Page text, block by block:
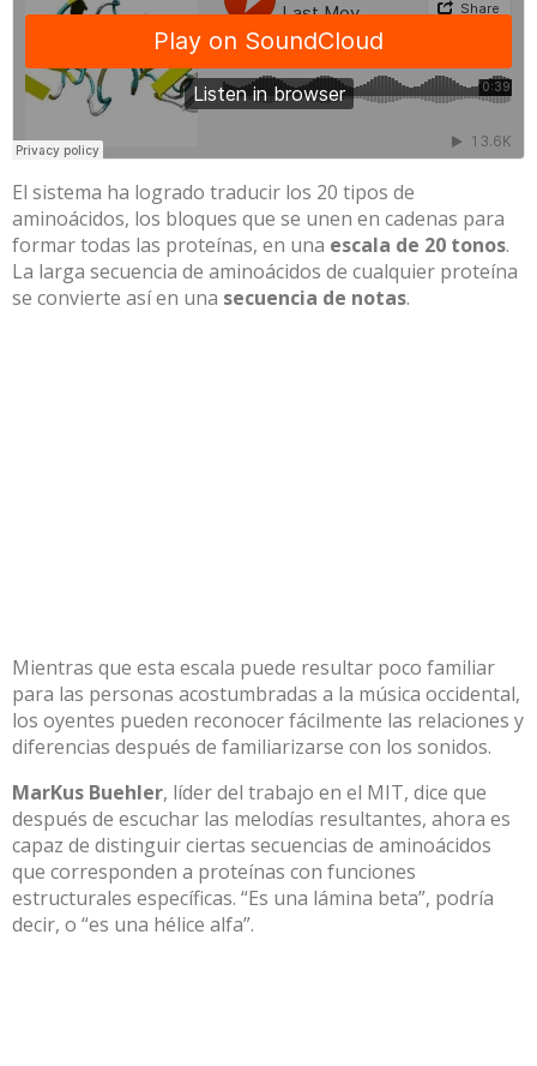
El sistema ha logrado traducir los 20 tipos de
aminoácidos, los bloques que se unen en cadenas para
formar todas las proteínas, en una escala de 20 tonos.
La larga secuencia de aminoácidos de cualquier proteína
se convierte así en una secuencia de notas.
Mientras que esta escala puede resultar poco familiar
para las personas acostumbradas a la música occidental,
los oyentes pueden reconocer fácilmente las relaciones y
diferencias después de familiarizarse con los sonidos.
MarKus Buehler, líder del trabajo en el MIT, dice que
después de escuchar las melodías resultantes, ahora es
capaz de distinguir ciertas secuencias de aminoácidos
que corresponden a proteínas con funciones
estructurales específicas. “Es una lámina beta”, podría
decir, o “es una hélice alfa”.